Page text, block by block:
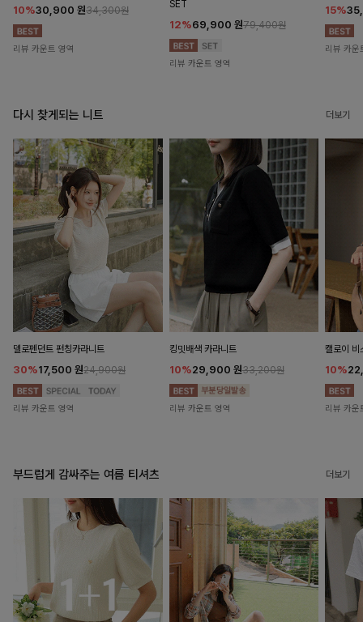
10%30,900 원34,300원
리뷰 카운트 영역
SET
12%69,900 원79,400원
리뷰 카운트 영역
15%
리뷰 카운
다시 찾게되는 니트 더보기
델로펜던트 펀칭카라니트
30%17,500 원24,900원
리뷰 카운트 영역
킹밋배색 카라니트
10%29,900 원33,200원
리뷰 카운트 영역
캘로이 비
10%
리뷰 카운
부드럽게 감싸주는 여름 티셔츠 더보기